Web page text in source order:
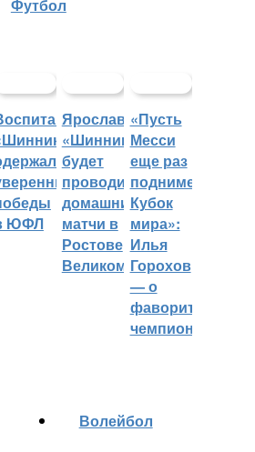
Футбол
ЮФЛ
Ярославский
«Шинник»
будет
проводить
домашние
матчи в
Ростове
Великом
«Пусть
Месси
еще раз
поднимет
Кубок
мира»:
Илья
Горохов
— о
фаворитах
чемпионата
Волейбол